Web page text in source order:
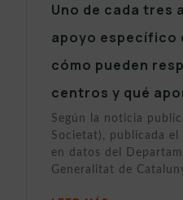
Uno de cada tres
apoyo específico
cómo pueden
centros y qué
Según la noticia
Societat), publicada
en datos del
Generalitat de